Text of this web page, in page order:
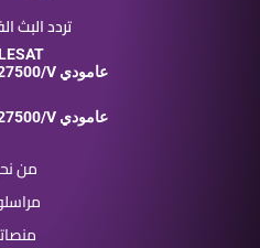
تردد البث
12688-27500/V عامودي
11555-27500/V عامودي
من